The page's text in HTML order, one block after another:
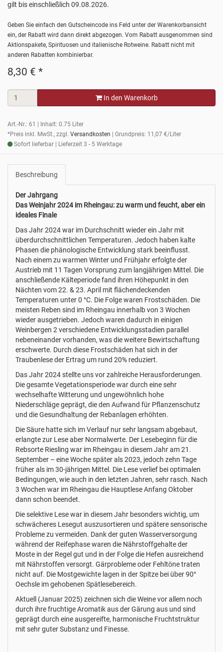
gilt bis einschließlich 09.08.2026.
Geben Sie einfach den Gutscheincode ins Feld unter der Warenkorbansicht
ein, der Rabatt wird dann direkt abgezogen. Vom Rabatt ausgenommen sind
Aktionspakete, Spirituosen und italienische Rotweine. Rabatt nicht mit
anderen Rabatten kombinierbar.
8,30 € *
In den Warenkorb
Art.-Nr.: 61 | Inhalt: 0.75 Liter
*Preis inkl. MwSt., zzgl. Versandkosten
| Grundpreis: 11,07 €/Liter
Sofort lieferbar | Lieferzeit 3 - 5 Werktage
Beschreibung
Der Jahrgang
Das Weinjahr 2024 im Rheingau: zu warm und feucht, aber ein
ideales Finale
Das Jahr 2024 war im Durchschnitt wieder ein Jahr mit
überdurchschnittlichen Temperaturen. Jedoch haben kalte
Phasen die phänologische Entwicklung stark beeinflusst.
Nach einem zu warmen Winter und Frühjahr erfolgte der
Austrieb mit 11 Tagen Vorsprung zum langjährigen Mittel. Die
anschließende Kälteperiode fand ihren Höhepunkt in den
Nächten vom 22. & 23. April mit flächendeckenden
Temperaturen unter 0 °C. Die Folge waren Frostschäden. Die
meisten Reben sind im Rheingau innerhalb von 3 Wochen
wieder ausgetrieben. Jedoch waren dadurch in einigen
Weinbergen 2 verschiedene Entwicklungsstadien parallel
nebeneinander vorhanden, was die weitere Bewirtschaftung
erschwerte. Durch diese Frostschäden hat sich in der
Traubenlese der Ertrag um rund 20% reduziert.
Das Jahr 2024 stellte uns vor zahlreiche Herausforderungen.
Die gesamte Vegetationsperiode war durch eine sehr
wechselhafte Witterung und ungewöhnlich hohe
Niederschläge geprägt, die den Aufwand für Pflanzenschutz
und die Gesundhaltung der Rebanlagen erhöhten.
Die Säure hatte sich im Verlauf nur sehr langsam abgebaut,
erlangte zur Lese aber Normalwerte. Der Lesebeginn für die
Rebsorte Riesling war im Rheingau in diesem Jahr am 21.
September – eine Woche später als 2023, jedoch zehn Tage
früher als im 30-jährigen Mittel. Die Lese verlief bei optimalen
Bedingungen, wie auch in den letzten Jahren, sehr rasch. Nach
3 Wochen war im Rheingau die Hauptlese Anfang Oktober
dann schon beendet.
Die selektive Lese war in diesem Jahr besonders wichtig, um
schwächeres Lesegut auszusortieren und spätere sensorische
Probleme zu vermeiden. Dank der guten Wasserversorgung
während der Reifephase waren die Nährstoffgehalte der
Moste in der Regel gut und in der Folge die Hefen ausreichend
mit Nährstoffen versorgt. Gärprobleme oder Fehltöne traten
nicht auf. Die Mostgewichte lagen in der Spitze bei über 90°
Oechsle im gehobenen Spätlesebereich.
Aktuell (Januar 2025) zeichnen sich die Weine vor allem noch
durch ihre fruchtige Aromatik aus der Gärung aus und sind
geprägt durch eine ausgereifte, harmonische Fruchtstruktur
mit sehr guter Substanz und Finesse.